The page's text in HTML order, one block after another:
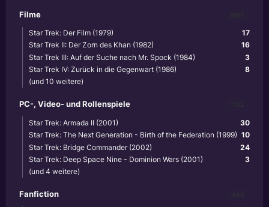
Filme
17
Star Trek: Der Film (1979)
16
Star Trek II: Der Zorn des Khan (1982)
3
Star Trek III: Auf der Suche nach Mr. Spock (1984)
8
Star Trek IV: Zurück in die Gegenwart (1986)
(und 10 weitere)
PC-, Video- und Rollenspiele
30
Star Trek: Armada II (2001)
10
Star Trek: The Next Generation - Birth of the Federation (1999)
24
Star Trek: Bridge Commander (2002)
3
Star Trek: Deep Space Nine - Dominion Wars (2001)
(und 4 weitere)
Fanfiction